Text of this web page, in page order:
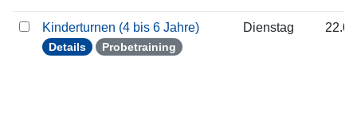
Kinderturnen (4 bis 6 Jahre)
Details Probetraining
Dienstag